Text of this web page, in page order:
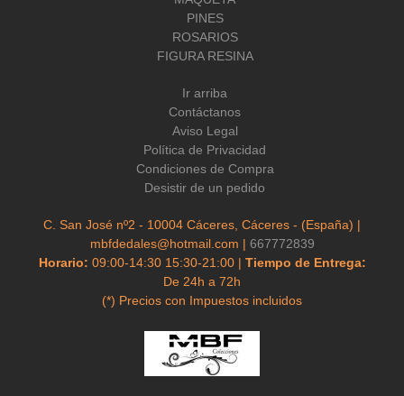
PINES
ROSARIOS
FIGURA RESINA
Ir arriba
Contáctanos
Aviso Legal
Política de Privacidad
Condiciones de Compra
Desistir de un pedido
C. San José nº2 - 10004 Cáceres, Cáceres - (España) |
mbfdedales@hotmail.com | 667772839
Horario: 09:00-14:30 15:30-21:00 | Tiempo de Entrega:
De 24h a 72h
(*) Precios con Impuestos incluidos